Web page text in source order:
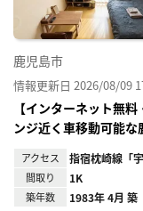
鹿児島市
情報更新日 2026/08/09
【インターネット無
ンジ近く車移動可能な
アクセス 指宿枕崎線「宇
間取り 1K
築年数 1983年 4月 築